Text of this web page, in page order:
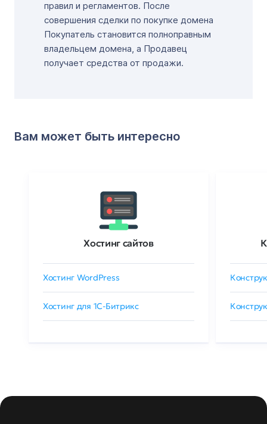
правил и регламентов. После
совершения сделки по покупке домена
Покупатель становится полноправным
владельцем домена, а Продавец
получает средства от продажи.
Вам может быть интересно
Хостинг сайтов
Хостинг WordPress
Хостинг для 1C-Битрикс